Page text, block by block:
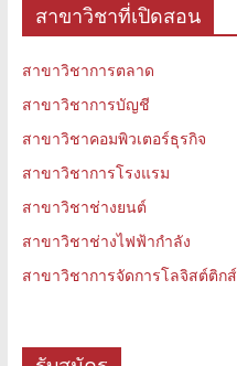
สาขาวิชาที่เปิดสอน
สาขาวิชาการตลาด
สาขาวิชาการบัญชี
สาขาวิชาคอมพิวเตอร์ธุรกิจ
สาขาวิชาการโรงแรม
สาขาวิชาช่างยนต์
สาขาวิชาช่างไฟฟ้ากำลัง
สาขาวิชาการจัดการโลจิสต์ติกส์